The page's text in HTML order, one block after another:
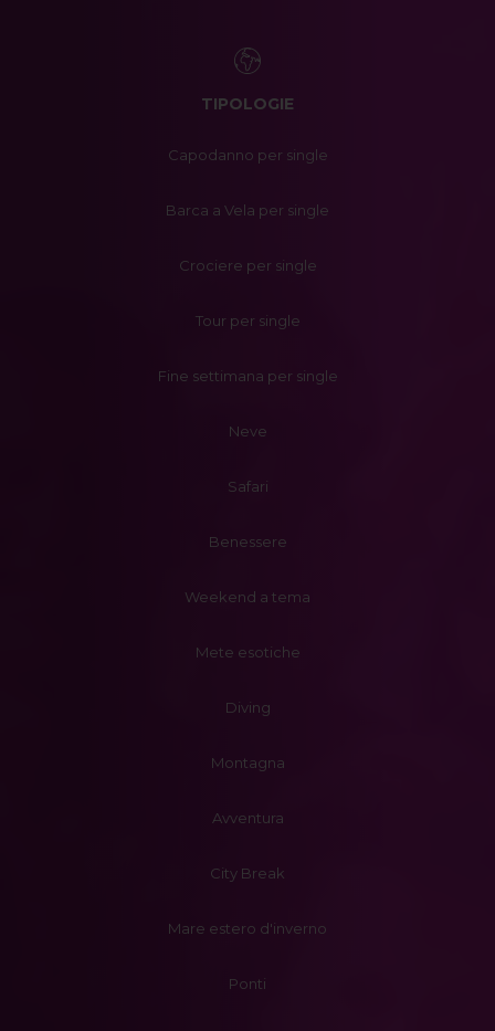
TIPOLOGIE
Capodanno per single
Barca a Vela per single
Crociere per single
Tour per single
Fine settimana per single
Neve
Safari
Benessere
Weekend a tema
Mete esotiche
Diving
Montagna
Avventura
City Break
Mare estero d'inverno
Ponti